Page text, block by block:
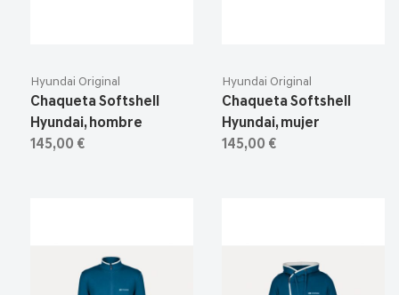
Hyundai Original
Chaqueta Softshell
Hyundai, hombre
145,00 €
Hyundai Original
Chaqueta Softshell
Hyundai, mujer
145,00 €